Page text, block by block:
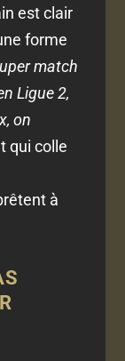
est clair
forme
match
Ligue 2,
on
qui colle
à